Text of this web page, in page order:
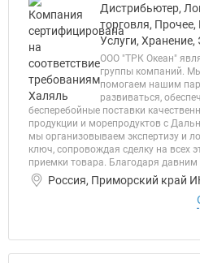
Дистрибьютер,
торговля,
Услуги, Хранение,
ООО "ТРК Океан"
группы компаний.
помогаем нашим
развиваться,
бесперебойные поставки
продукции и морепродуктов с
мы организовываем экспертизу и
ключ, сопровождая сделку на всех
приемки товара. Благодаря давним
Россия, Приморский край